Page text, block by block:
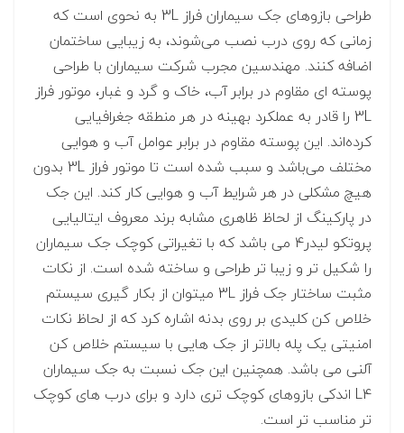
طراحی بازوهای جک سیماران فراز 3L به نحوی است که
زمانی که روی درب نصب می‌شوند، به زیبایی ساختمان
اضافه کنند. مهندسین مجرب شرکت سیماران با طراحی
پوسته ای مقاوم در برابر آب، خاک و گرد و غبار، موتور فراز
3L را قادر به عملکرد بهینه در هر منطقه جغرافیایی
کرده‌اند. این پوسته مقاوم در برابر عوامل آب و هوایی
مختلف می‌باشد و سبب شده است تا موتور فراز 3L بدون
هیچ مشکلی در هر شرایط آب و هوایی کار کند. این جک
در پارکینگ از لحاظ ظاهری مشابه برند معروف ایتالیایی
پروتکو لیدر4 می باشد که با تغیراتی کوچک جک سیماران
را شکیل تر و زیبا تر طراحی و ساخته شده است. از نکات
مثبت ساختار جک فراز 3L میتوان از بکار گیری سیستم
خلاص کن کلیدی بر روی بدنه اشاره کرد که از لحاظ نکات
امنیتی یک پله بالاتر از جک هایی با سیستم خلاص کن
آلنی می باشد. همچنین این جک نسبت به جک سیماران
L4 اندکی بازوهای کوچک تری دارد و برای درب های کوچک
تر مناسب تر است.